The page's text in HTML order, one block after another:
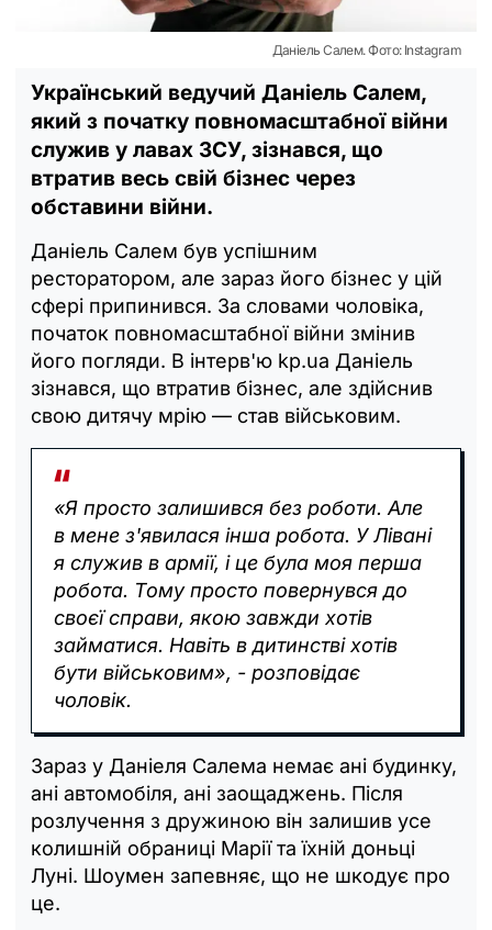
Даніель Салем. Фото: Instagram
Український ведучий Даніель Салем,
який з початку повномасштабної війни
служив у лавах ЗСУ, зізнався, що
втратив весь свій бізнес через
обставини війни.
Даніель Салем був успішним
ресторатором, але зараз його бізнес у цій
сфері припинився. За словами чоловіка,
початок повномасштабної війни змінив
його погляди. В інтерв'ю kp.ua Даніель
зізнався, що втратив бізнес, але здійснив
свою дитячу мрію — став військовим.
«Я просто залишився без роботи. Але
в мене з'явилася інша робота. У Лівані
я служив в армії, і це була моя перша
робота. Тому просто повернувся до
своєї справи, якою завжди хотів
займатися. Навіть в дитинстві хотів
бути військовим», - розповідає
чоловік.
Зараз у Даніеля Салема немає ані будинку,
ані автомобіля, ані заощаджень. Після
розлучення з дружиною він залишив усе
колишній обраниці Марії та їхній доньці
Луні. Шоумен запевняє, що не шкодує про
це.